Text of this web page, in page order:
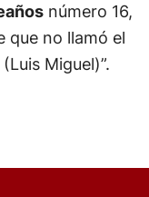
número 16,
que no llamó el
Miguel)”.